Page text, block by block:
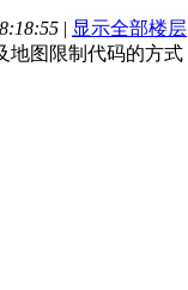
| 显示全部楼层
地图限制代码的方式